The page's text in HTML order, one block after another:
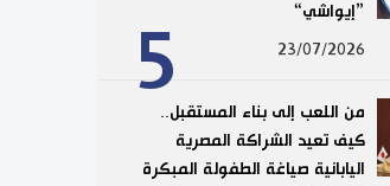
5
”إيواشي“
23/07/2026
من اللعب إلى بناء المستقبل..
كيف تعيد الشراكة المصرية
اليابانية صياغة الطفولة المبكرة